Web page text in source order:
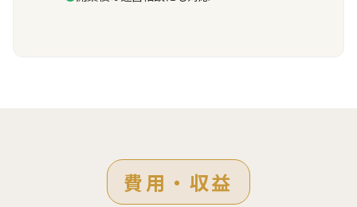
費用・収益